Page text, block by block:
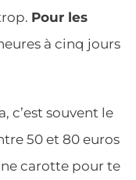
Pour les
à cinq jours
c’est souvent le
50 et 80 euros
carotte pour te